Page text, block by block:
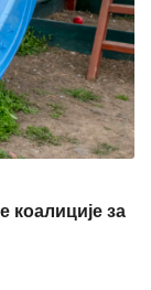
за